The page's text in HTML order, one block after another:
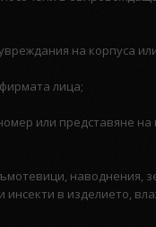
на корпуса
лица;
или представяне
наводнения,
в изделието,